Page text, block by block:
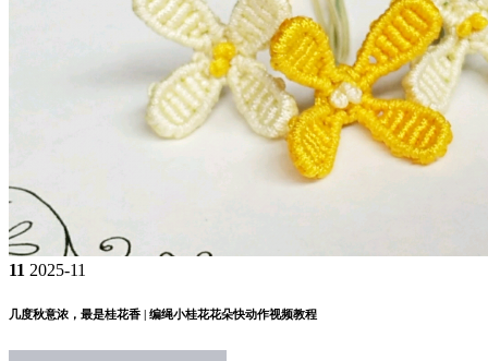
11 2025-11
几度秋意浓，最是桂花香 | 编绳小桂花花朵快动作视频教程